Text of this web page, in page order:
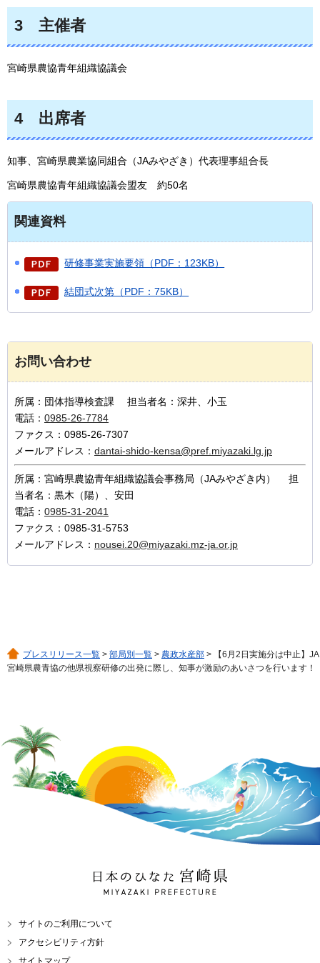
3 主催者
宮崎県農協青年組織協議会
4 出席者
知事、宮崎県農業協同組合（JAみやざき）代表理事組合長
宮崎県農協青年組織協議会盟友 約50名
関連資料
研修事業実施要領（PDF：123KB）
結団式次第（PDF：75KB）
お問い合わせ
所属：団体指導検査課 担当者名：深井、小玉
電話： 0985-26-7784
ファクス：0985-26-7307
メールアドレス： dantai-shido-kensa@pref.miyazaki.lg.jp
所属：宮崎県農協青年組織協議会事務局（JAみやざき内） 担
当者名：黒木（陽）、安田
電話： 0985-31-2041
ファクス：0985-31-5753
メールアドレス： nousei.20@miyazaki.mz-ja.or.jp
プレスリリース一覧 > 部局別一覧 > 農政水産部 > 【6月2日実施分は中止】JA
宮崎県農青協の他県視察研修の出発に際し、知事が激励のあいさつを行います！
日本のひなた 宮崎県
MIYAZAKI PREFECTURE
サイトのご利用について
アクセシビリティ方針
サイトマップ